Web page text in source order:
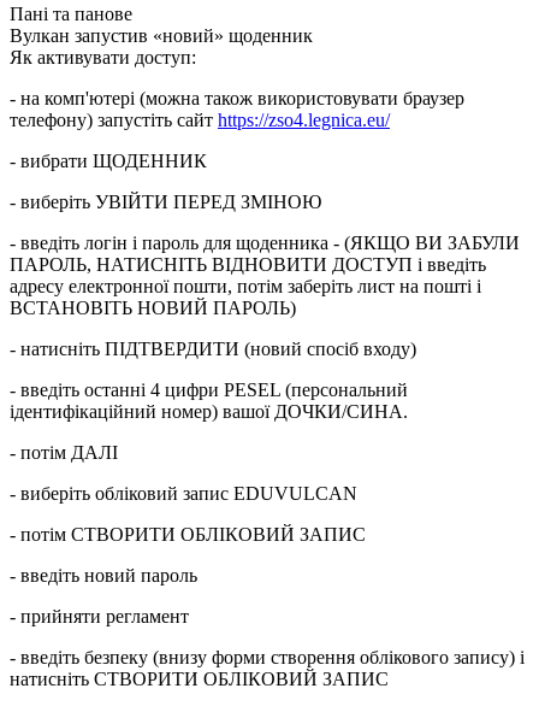
Пані та панове
Вулкан запустив «новий» щоденник
Як активувати доступ:
- на комп'ютері (можна також використовувати браузер
телефону) запустіть сайт https://zso4.legnica.eu/
- вибрати ЩОДЕННИК
- виберіть УВІЙТИ ПЕРЕД ЗМІНОЮ
- введіть логін і пароль для щоденника - (ЯКЩО ВИ ЗАБУЛИ
ПАРОЛЬ, НАТИСНІТЬ ВІДНОВИТИ ДОСТУП і введіть
адресу електронної пошти, потім заберіть лист на пошті і
ВСТАНОВІТЬ НОВИЙ ПАРОЛЬ)
- натисніть ПІДТВЕРДИТИ (новий спосіб входу)
- введіть останні 4 цифри PESEL (персональний
ідентифікаційний номер) вашої ДОЧКИ/СИНА.
- потім ДАЛІ
- виберіть обліковий запис EDUVULCAN
- потім СТВОРИТИ ОБЛІКОВИЙ ЗАПИС
- введіть новий пароль
- прийняти регламент
- введіть безпеку (внизу форми створення облікового запису) і
натисніть СТВОРИТИ ОБЛІКОВИЙ ЗАПИС